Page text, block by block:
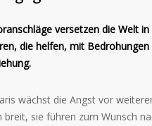
versetzen die Welt in
die helfen, mit
wächst die Angst vor
sie führen zum Wunsch